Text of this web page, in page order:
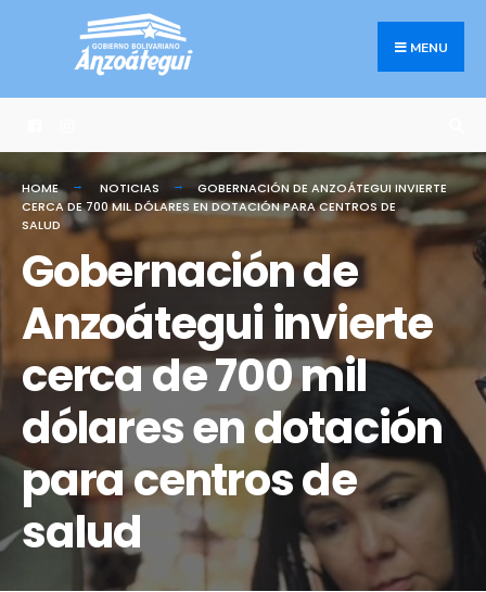
MENU
HOME NOTICIAS
GOBERNACIÓN DE ANZOÁTEGUI INVIERTE
CERCA DE 700 MIL DÓLARES EN DOTACIÓN PARA CENTROS DE
SALUD
Gobernación de
Anzoátegui invierte
cerca de 700 mil
dólares en dotación
para centros de
salud
Search